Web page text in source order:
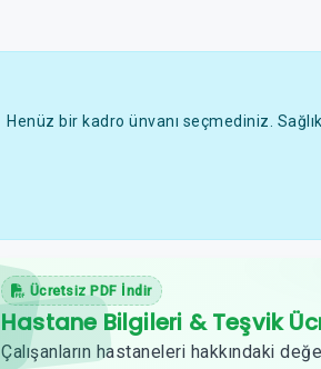
Henüz bir kadro ünvanı seçmediniz.
Ücretsiz PDF İndir
Hastane Bilgileri & Teşvik
Çalışanların hastaneleri hakkındaki